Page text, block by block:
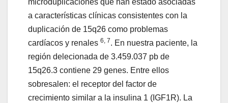
microduplicaciones que han estado asociadas
a características clínicas consistentes con la
duplicación de 15q26 como problemas
cardíacos y renales 6, 7. En nuestra paciente, la
región delecionada de 3.459.037 pb de
15q26.3 contiene 29 genes. Entre ellos
sobresalen: el receptor del factor de
crecimiento similar a la insulina 1 (IGF1R). La